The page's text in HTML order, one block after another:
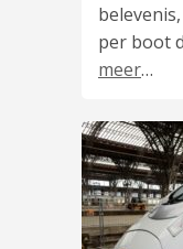
per boot
meer…